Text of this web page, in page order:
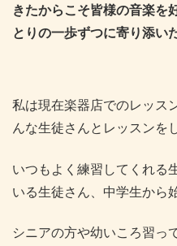
きたからこそ皆様の音楽を
とりの一歩ずつに寄り添い
私は現在楽器店でのレッス
んな生徒さんとレッスンを
いつもよく練習してくれる
いる生徒さん、中学生から
シニアの方や幼いころ習っ